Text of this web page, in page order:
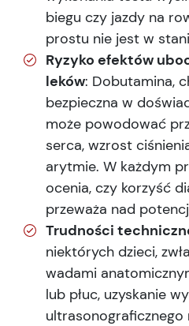
biegu czy jazdy na
prostu nie jest w
Ryzyko efektów
leków: Dobutamina,
bezpieczna w
może powodować
serca, wzrost
arytmie. W każdym
ocenia, czy korzyść
przeważa nad
Trudności
niektórych dzieci,
wadami
lub płuc, uzyskanie